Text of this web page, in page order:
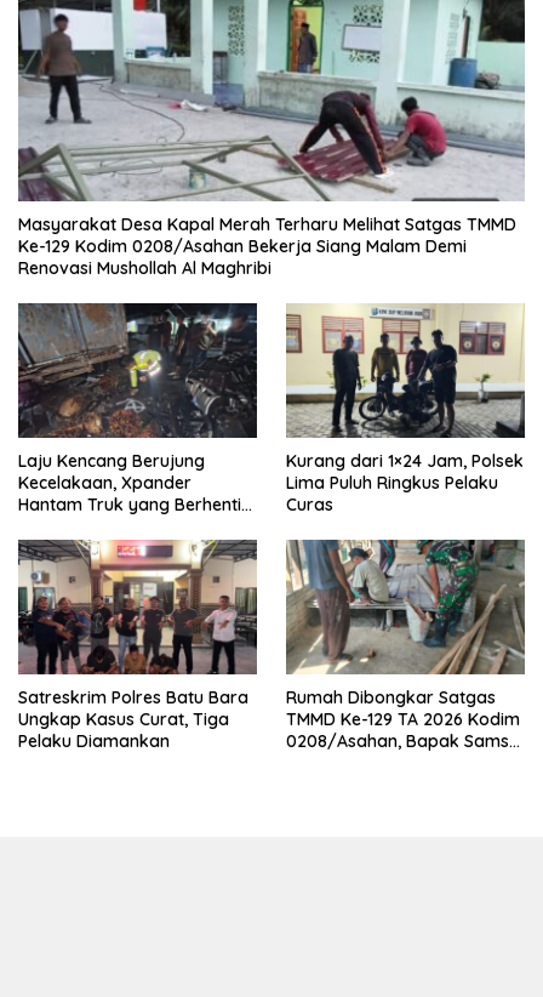
Masyarakat Desa Kapal Merah Terharu Melihat Satgas TMMD
Ke-129 Kodim 0208/Asahan Bekerja Siang Malam Demi
Renovasi Mushollah Al Maghribi
Laju Kencang Berujung
Kecelakaan, Xpander
Hantam Truk yang Berhenti
Kurang dari 1×24 Jam, Polsek
Lima Puluh Ringkus Pelaku
Curas
Satreskrim Polres Batu Bara
Ungkap Kasus Curat, Tiga
Pelaku Diamankan
Rumah Dibongkar Satgas
TMMD Ke-129 TA 2026 Kodim
0208/Asahan, Bapak Samsul